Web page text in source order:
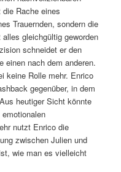
Rache eines
Trauernden, sondern die
gleichgültig geworden
schneidet er den
einen nach dem anderen.
keine Rolle mehr. Enrico
gegenüber, in dem
heutiger Sicht könnte
nutzt Enrico die
zwischen Julien und
wie man es vielleicht